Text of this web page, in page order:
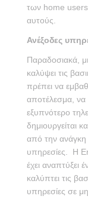
των home users
αυτούς.
Ανέξοδες
Παραδοσιακά,
καλύψει τις
πρέπει να
αποτέλεσμα, να
εξυπνότερο
δημιουργείται
από την ανάγκη
υπηρεσίες. Η
έχει
καλύπτει τις
υπηρεσίες σε